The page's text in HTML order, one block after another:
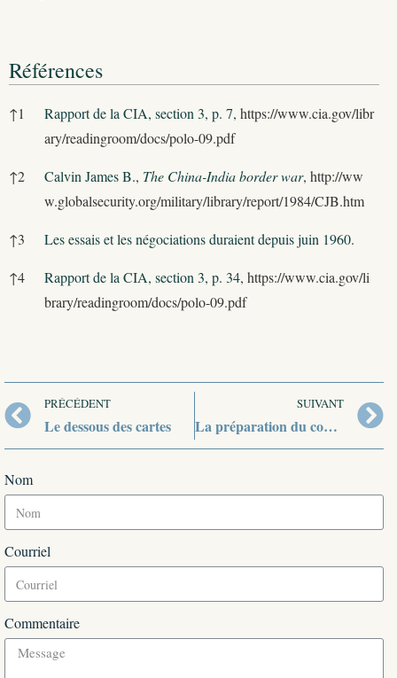
Références
Références
↑1 Rapport de la CIA, section 3, p. 7, https://www.cia.gov/libr
ary/readingroom/docs/polo-09.pdf
↑2 Calvin James B., The China-India border war, http://ww
w.globalsecurity.org/military/library/report/1984/CJB.htm
↑3 Les essais et les négociations duraient depuis juin 1960.
↑4 Rapport de la CIA, section 3, p. 34, https://www.cia.gov/li
brary/readingroom/docs/polo-09.pdf
PRÉCÉDENT
Le dessous des cartes
SUIVANT
La préparation du conflit et la décision chinoise
Nom
Courriel
Commentaire